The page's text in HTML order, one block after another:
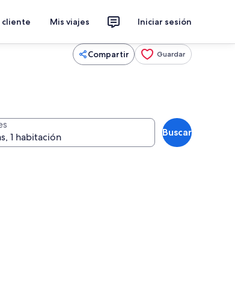
cliente Mis viajes Iniciar sesión
Compartir Guardar
Buscar